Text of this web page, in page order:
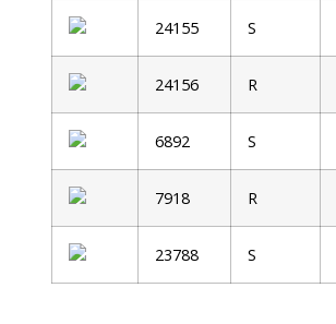
24155 S
24156 R
6892 S
7918 R
23788 S